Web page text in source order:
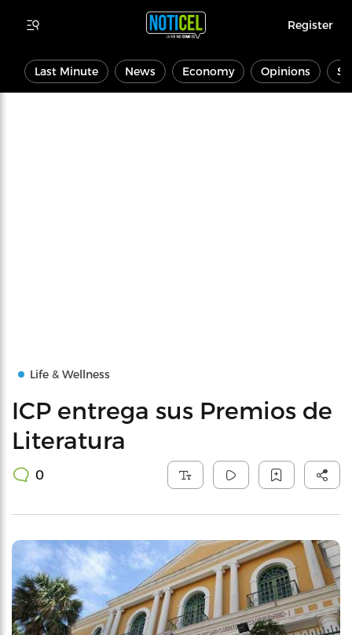
Register
Last Minute News Economy Opinions
Life & Wellness
ICP entrega sus Premios de
Literatura
0